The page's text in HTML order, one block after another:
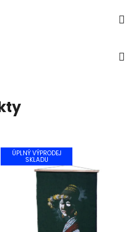
ÚPLNÝ VÝPRODEJ
SKLADU